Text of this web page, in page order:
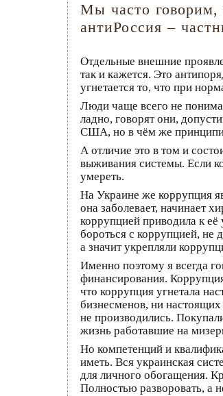
Мы часто говорим,
антиРоссия –
Отдельные внешние
так и кажется. Это
угнетается то, что при
Люди чаще всего не
ладно, говорят они,
США, но в чём же
А отличие это в том и
выживания системы. Если
умереть.
На Украине же коррупция
она заболевает, начинает
коррупцией приводила к
бороться с коррупцией, не
а значит укрепляли
Именно поэтому я всегда
финансирования.
что коррупция угнетала
бизнесменов, ни
не производились.
жизнь работавшие на
Но компетенций и
иметь. Вся украинская
для личного обогащения.
Полностью разворовать, а